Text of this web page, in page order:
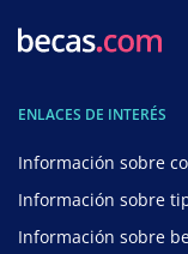
ENLACES DE INTERÉS
Información sobre
Información sobre
Información sobre